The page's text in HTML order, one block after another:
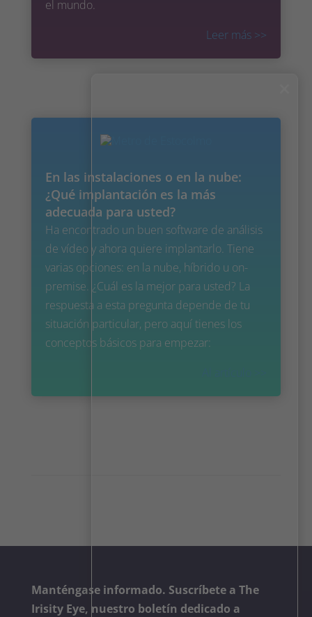
el mundo.
Leer más >>
En las instalaciones o en la nube:
¿Qué implantación es la más
adecuada para usted?
Ha encontrado un buen software de análisis
de vídeo y ahora quiere implantarlo. Tiene
varias opciones: en la nube, híbrido u on-
premise. ¿Cuál es la mejor para usted? La
respuesta a esta pregunta depende de tu
situación particular, pero aquí tienes los
conceptos básicos para empezar:
Manténgase informado. Suscríbete a The
Irisity Eye, nuestro boletín dedicado a